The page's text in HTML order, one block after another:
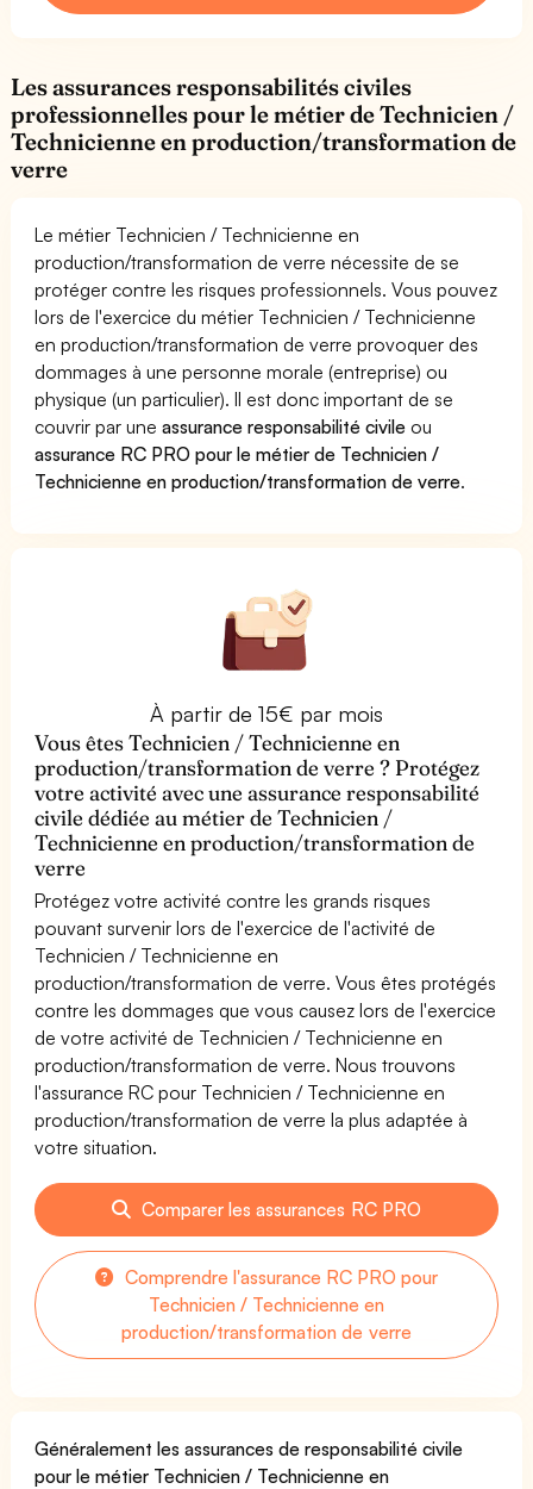
Les assurances responsabilités civiles
professionnelles pour le métier de Technicien /
Technicienne en production/transformation de
verre
Le métier Technicien / Technicienne en
production/transformation de verre nécessite de se
protéger contre les risques professionnels. Vous pouvez
lors de l'exercice du métier Technicien / Technicienne
en production/transformation de verre provoquer des
dommages à une personne morale (entreprise) ou
physique (un particulier). Il est donc important de se
couvrir par uneassurance responsabilité civile ou
assurance RC PRO pour le métier de Technicien /
Technicienne en production/transformation de verre.
À partir de 15€ par mois
Vous êtes Technicien / Technicienne en
production/transformation de verre ? Protégez
votre activité avec une assurance responsabilité
civile dédiée au métier de Technicien /
Technicienne en production/transformation de
verre
Protégez votre activité contre les grands risques
pouvant survenir lors de l'exercice de l'activité de
Technicien / Technicienne en
production/transformation de verre. Vous êtes protégés
contre les dommages que vous causez lors de l'exercice
de votre activité de Technicien / Technicienne en
production/transformation de verre. Nous trouvons
l'assurance RC pour Technicien / Technicienne en
production/transformation de verre la plus adaptée à
votre situation.
Comparer les assurances RC PRO
Comprendre l'assurance RC PRO pour
Technicien / Technicienne en
production/transformation de verre
Généralement les assurances de responsabilité civile
pour le métier Technicien / Technicienne en